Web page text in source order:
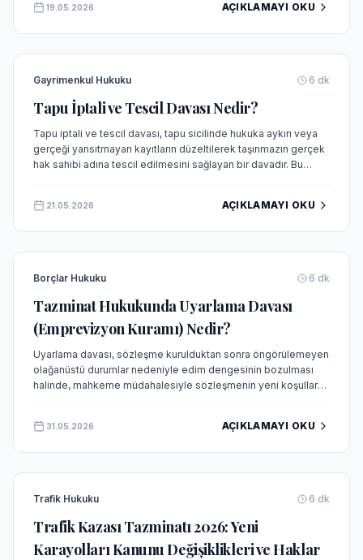
19.05.2026 AÇIKLAMAYI OKU
Gayrimenkul Hukuku 6 dk
Tapu İptali ve Tescil Davası Nedir?
Tapu iptali ve tescil davası, tapu sicilinde hukuka aykırı veya
gerçeği yansıtmayan kayıtların düzeltilerek taşınmazın gerçek
hak sahibi adına tescil edilmesini sağlayan bir davadır. Bu
21.05.2026 AÇIKLAMAYI OKU
Borçlar Hukuku 6 dk
Tazminat Hukukunda Uyarlama Davası
(Emprevizyon Kuramı) Nedir?
Uyarlama davası, sözleşme kurulduktan sonra öngörülemeyen
olağanüstü durumlar nedeniyle edim dengesinin bozulması
halinde, mahkeme müdahalesiyle sözleşmenin yeni koşullara
31.05.2026 AÇIKLAMAYI OKU
Trafik Hukuku 6 dk
Trafik Kazası Tazminatı 2026: Yeni
Karayolları Kanunu Değişiklikleri ve Haklar